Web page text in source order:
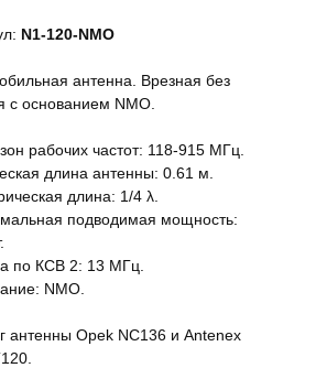
N1-120-NMO
антенна. Врезная без
с основанием NMO.
рабочих частот: 118-915 МГц.
длина антенны: 0.61 м.
длина: 1/4 λ.
подводимая мощность:
по КСВ 2: 13 МГц.
NMO.
антенны Opek NC136 и Antenex